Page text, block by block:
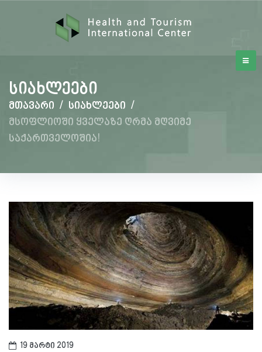
სიახლეები
მთავარი / სიახლეები /
მსოფლიოში ყველაზე ღრმა მღვიმე
საქართველოშია!
19 მარტი 2019